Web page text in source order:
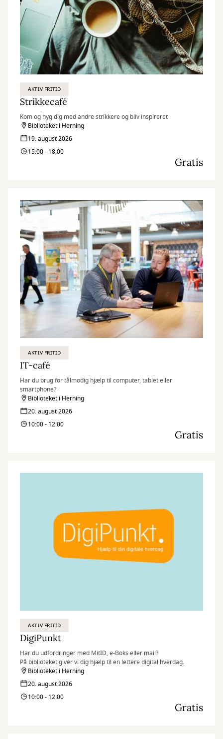
AKTIV FRITID
Strikkecafé
Kom og hyg dig med andre strikkere og bliv inspireret
Biblioteket i Herning
19. august 2026
15:00 - 18:00
Gratis
AKTIV FRITID
IT-café
Har du brug for tålmodig hjælp til computer, tablet eller
smartphone?
Biblioteket i Herning
20. august 2026
10:00 - 12:00
Gratis
AKTIV FRITID
DigiPunkt
Har du udfordringer med MitID, e-Boks eller mail?
På biblioteket giver vi dig hjælp til en lettere digital hverdag.
Biblioteket i Herning
20. august 2026
10:00 - 12:00
Gratis